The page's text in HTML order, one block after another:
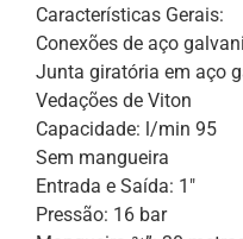
Características Gerais:
Conexões de aço
Junta giratória em aço
Vedações de Viton
Capacidade: l/min 95
Sem mangueira
Entrada e Saída: 1″
Pressão: 16 bar